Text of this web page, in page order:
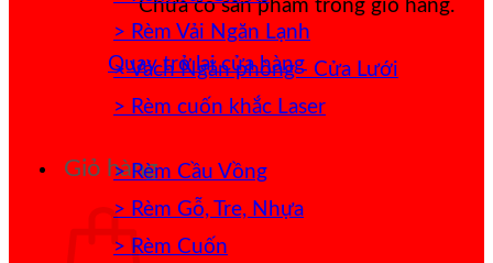
Chưa có sản phẩm trong giỏ hàng.
Quay trở lại cửa hàng
Giỏ hàng
> Rèm Vải Ngăn Lạnh
> Vách Ngăn phòng - Cửa Lưới
> Rèm cuốn khắc Laser
> Rèm Cầu Vồng
> Rèm Gỗ, Tre, Nhựa
> Rèm Cuốn